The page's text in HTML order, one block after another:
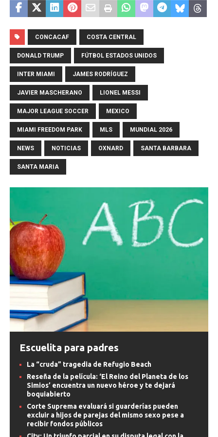
CONCACAF COSTA CENTRAL
DONALD TRUMP FÚTBOL ESTADOS UNIDOS
INTER MIAMI JAMES RODRÍGUEZ
JAVIER MASCHERANO LIONEL MESSI
MAJOR LEAGUE SOCCER MEXICO
MIAMI FREEDOM PARK MLS MUNDIAL 2026
NEWS NOTICIAS OXNARD SANTA BARBARA
SANTA MARIA
Escuelita para padres
La “cruda” tragedia de Refugio Beach
Reseña de la película: ‘El Reino del Planeta de los
Simios’ encuentra un nuevo héroe y te dejará
boquiabierto
Corte Suprema evaluará si guarderías pueden
excluir a hijos de parejas del mismo sexo pese a
recibir fondos públicos